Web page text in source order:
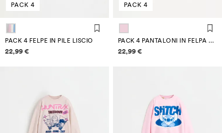
PACK 4
PACK 4 FELPE IN PILE LISCIO
Informazioni sui prezzi
22,99 €
PACK 4
PACK 4 PANTALONI IN FELPA LISCI
Informazioni sui prezzi
22,99 €